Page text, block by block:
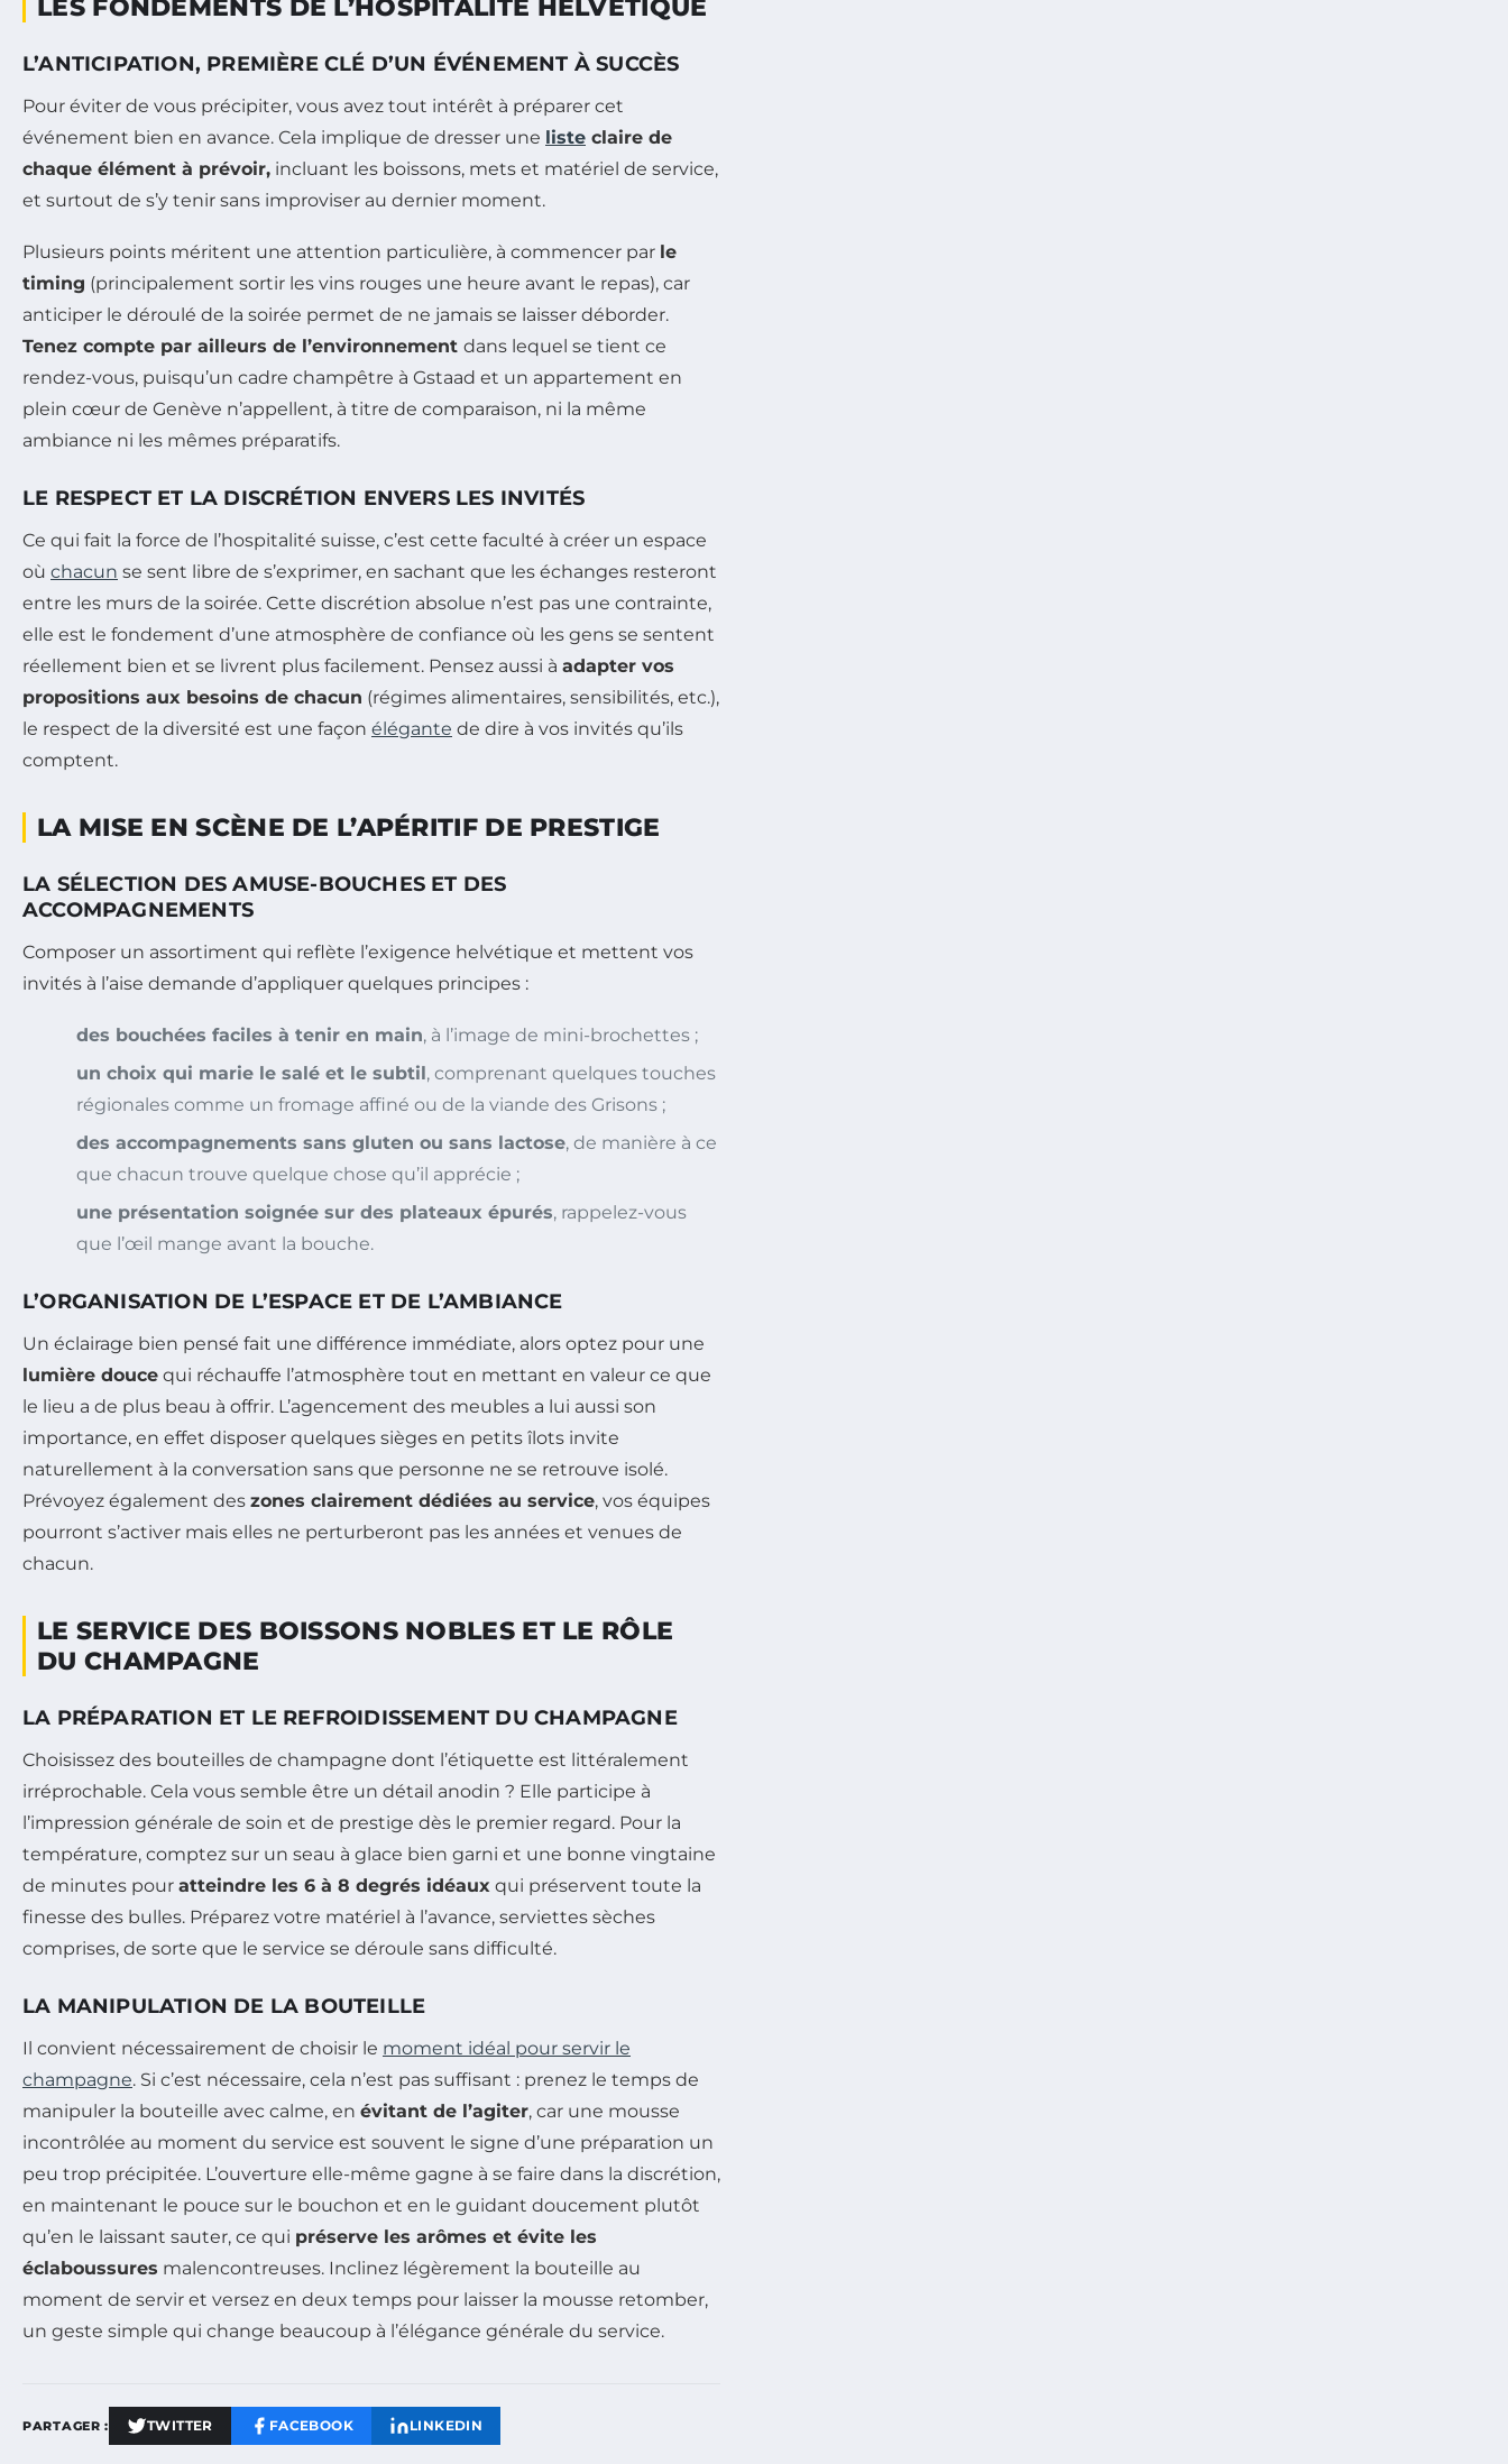
LES FONDEMENTS DE L’HOSPITALITÉ HELVÉTIQUE
L’ANTICIPATION, PREMIÈRE CLÉ D’UN ÉVÉNEMENT À SUCCÈS
Pour éviter de vous précipiter, vous avez tout intérêt à préparer cet
événement bien en avance. Cela implique de dresser une liste claire de
chaque élément à prévoir, incluant les boissons, mets et matériel de service,
et surtout de s’y tenir sans improviser au dernier moment.
Plusieurs points méritent une attention particulière, à commencer par le
timing (principalement sortir les vins rouges une heure avant le repas), car
anticiper le déroulé de la soirée permet de ne jamais se laisser déborder.
Tenez compte par ailleurs de l’environnement dans lequel se tient ce
rendez-vous, puisqu’un cadre champêtre à Gstaad et un appartement en
plein cœur de Genève n’appellent, à titre de comparaison, ni la même
ambiance ni les mêmes préparatifs.
LE RESPECT ET LA DISCRÉTION ENVERS LES INVITÉS
Ce qui fait la force de l’hospitalité suisse, c’est cette faculté à créer un espace
où chacun se sent libre de s’exprimer, en sachant que les échanges resteront
entre les murs de la soirée. Cette discrétion absolue n’est pas une contrainte,
elle est le fondement d’une atmosphère de confiance où les gens se sentent
réellement bien et se livrent plus facilement. Pensez aussi à adapter vos
propositions aux besoins de chacun (régimes alimentaires, sensibilités, etc.),
le respect de la diversité est une façon élégante de dire à vos invités qu’ils
comptent.
LA MISE EN SCÈNE DE L’APÉRITIF DE PRESTIGE
LA SÉLECTION DES AMUSE-BOUCHES ET DES
ACCOMPAGNEMENTS
Composer un assortiment qui reflète l’exigence helvétique et mettent vos
invités à l’aise demande d’appliquer quelques principes :
des bouchées faciles à tenir en main, à l’image de mini-brochettes ;
un choix qui marie le salé et le subtil , comprenant quelques touches
régionales comme un fromage affiné ou de la viande des Grisons ;
des accompagnements sans gluten ou sans lactose, de manière à ce
que chacun trouve quelque chose qu’il apprécie ;
une présentation soignée sur des plateaux épurés, rappelez-vous
que l’œil mange avant la bouche.
L’ORGANISATION DE L’ESPACE ET DE L’AMBIANCE
Un éclairage bien pensé fait une différence immédiate, alors optez pour une
lumière douce qui réchauffe l’atmosphère tout en mettant en valeur ce que
le lieu a de plus beau à offrir. L’agencement des meubles a lui aussi son
importance, en effet disposer quelques sièges en petits îlots invite
naturellement à la conversation sans que personne ne se retrouve isolé.
Prévoyez également des zones clairement dédiées au service, vos équipes
pourront s’activer mais elles ne perturberont pas les années et venues de
chacun.
LE SERVICE DES BOISSONS NOBLES ET LE RÔLE
DU CHAMPAGNE
LA PRÉPARATION ET LE REFROIDISSEMENT DU CHAMPAGNE
Choisissez des bouteilles de champagne dont l’étiquette est littéralement
irréprochable. Cela vous semble être un détail anodin ? Elle participe à
l’impression générale de soin et de prestige dès le premier regard. Pour la
température, comptez sur un seau à glace bien garni et une bonne vingtaine
de minutes pour atteindre les 6 à 8 degrés idéaux qui préservent toute la
finesse des bulles. Préparez votre matériel à l’avance, serviettes sèches
comprises, de sorte que le service se déroule sans difficulté.
LA MANIPULATION DE LA BOUTEILLE
Il convient nécessairement de choisir le moment idéal pour servir le
champagne. Si c’est nécessaire, cela n’est pas suffisant : prenez le temps de
manipuler la bouteille avec calme, en évitant de l’agiter, car une mousse
incontrôlée au moment du service est souvent le signe d’une préparation un
peu trop précipitée. L’ouverture elle-même gagne à se faire dans la discrétion,
en maintenant le pouce sur le bouchon et en le guidant doucement plutôt
qu’en le laissant sauter, ce qui préserve les arômes et évite les
éclaboussures malencontreuses. Inclinez légèrement la bouteille au
moment de servir et versez en deux temps pour laisser la mousse retomber,
un geste simple qui change beaucoup à l’élégance générale du service.
PARTAGER : TWITTER FACEBOOK LINKEDIN